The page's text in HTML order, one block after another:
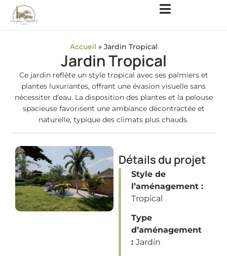
Accueil » Jardin Tropical
Jardin Tropical
Ce jardin reflète un style tropical avec ses palmiers et
plantes luxuriantes, offrant une évasion visuelle sans
nécessiter d’eau. La disposition des plantes et la pelouse
spacieuse favorisent une ambiance décontractée et
naturelle, typique des climats plus chauds.
Détails du projet
Style de
l’aménagement :
Tropical
Type
d’aménagement
: Jardin